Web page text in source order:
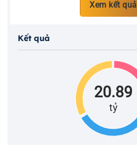
Xem kết quả
Kết quả
20.89
tỷ